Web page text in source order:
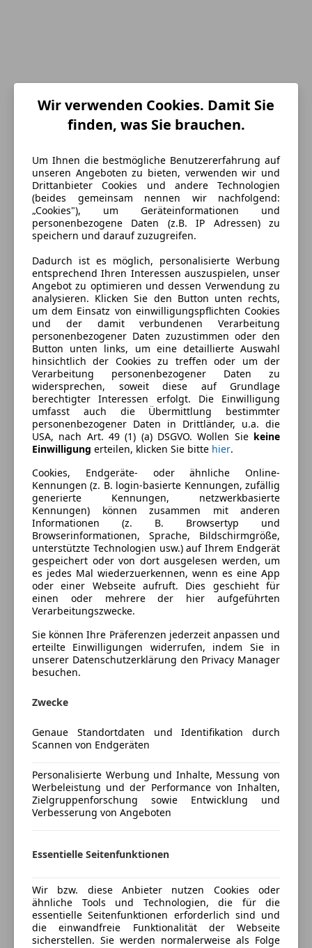
Energieverbrauch
Kraftstoff Diesel
Ausstattung
Komfort
2-Zonen-Klimaautomatik
Armlehne
Berganfahrassistent
Einparkhilfe
Einparkhilfe Rückfahrkamera
Einparkhilfe Sensoren hinten
Einparkhilfe Sensoren vorne
Elektrische Fensterheber
Elektrische Heckklappe
Elektrische Seitenspiegel
Getönte Scheiben
Klimaanlage
Lederausstattung
Lederlenkrad
Lichtsensor
Multifunktionslenkrad
Navigationssystem
Regensensor
Schlüssellose Zentralverriegelung
Sitzheizung
Start/Stop-Automatik
Tempomat
Apple CarPlay
Bluetooth
Bordcomputer
DAB-Radio
Freisprecheinrichtung
Radio
Sicherheit
ABS
Abstandstempomat
Abstandswarner
ESP
Mehr anzeigen
Farbe und Innenausstattung
Außenfarbe
Schwarz
Farbe laut Hersteller
OBSIDIANSCHWARZ -
METALLICLACK
Lackierung
Metallic
Fahrzeugbeschreibung
FINANZIERUNG UND EINTAUSCH MÖGLICH.
Besichtigungen sind gerne nach Terminvereinbarung
jederzeit möglich.
Wir sind auch an Sonntagen und Feiertagen für Sie
erreichbar.
vorbehalten.
mittels FIN-Abfrage übernommen. Da es gelegentlich
zu Abweichungen kommen kann, übernehmen
Eurotax und auch wir keine Haftung für die
Richtigkeit und Vollständigkeit. Bitte die Ausstattung
bei der Besichtigung bzw. Probefahrt selbst prüfen.
ZUM FAHRZEUG:
-Servicegepflegt
-Frisches Pickerl Gutachten bis: 08/2027
Mehr anzeigen
Preisbewertung
Mehr anzeigen
Kfz-Versicherung
Versicherungsschutz an Ihre Bedürfnisse
anpassen
Freischaden-Gutschein ab Stufe 0
Wir verwenden Cookies. Damit Sie
finden, was Sie brauchen.
Um Ihnen die bestmögliche Benutzererfahrung auf
unseren Angeboten zu bieten, verwenden wir und
Drittanbieter Cookies und andere Technologien
(beides gemeinsam nennen wir nachfolgend:
„Cookies"), um Geräteinformationen und
personenbezogene Daten (z.B. IP Adressen) zu
speichern und darauf zuzugreifen.
Dadurch ist es möglich, personalisierte Werbung
entsprechend Ihren Interessen auszuspielen, unser
Angebot zu optimieren und dessen Verwendung zu
analysieren. Klicken Sie den Button unten rechts,
um dem Einsatz von einwilligungspflichten Cookies
und der damit verbundenen Verarbeitung
personenbezogener Daten zuzustimmen oder den
Button unten links, um eine detaillierte Auswahl
hinsichtlich der Cookies zu treffen oder um der
Verarbeitung personenbezogener Daten zu
widersprechen, soweit diese auf Grundlage
berechtigter Interessen erfolgt. Die Einwilligung
umfasst auch die Übermittlung bestimmter
personenbezogener Daten in Drittländer, u.a. die
USA, nach Art. 49 (1) (a) DSGVO. Wollen Sie keine
Einwilligung erteilen, klicken Sie bitte hier.
Cookies, Endgeräte- oder ähnliche Online-
Kennungen (z. B. login-basierte Kennungen, zufällig
generierte Kennungen, netzwerkbasierte
Kennungen) können zusammen mit anderen
Informationen (z. B. Browsertyp und
Browserinformationen, Sprache, Bildschirmgröße,
unterstützte Technologien usw.) auf Ihrem Endgerät
gespeichert oder von dort ausgelesen werden, um
es jedes Mal wiederzuerkennen, wenn es eine App
oder einer Webseite aufruft. Dies geschieht für
einen oder mehrere der hier aufgeführten
Verarbeitungszwecke.
Sie können Ihre Präferenzen jederzeit anpassen und
erteilte Einwilligungen widerrufen, indem Sie in
unserer Datenschutzerklärung den Privacy Manager
besuchen.
Zwecke
Genaue Standortdaten und Identifikation durch
Scannen von Endgeräten
Personalisierte Werbung und Inhalte, Messung von
Werbeleistung und der Performance von Inhalten,
Zielgruppenforschung sowie Entwicklung und
Verbesserung von Angeboten
Essentielle Seitenfunktionen
Wir bzw. diese Anbieter nutzen Cookies oder
ähnliche Tools und Technologien, die für die
essentielle Seitenfunktionen erforderlich sind und
die einwandfreie Funktionalität der Webseite
sicherstellen. Sie werden normalerweise als Folge